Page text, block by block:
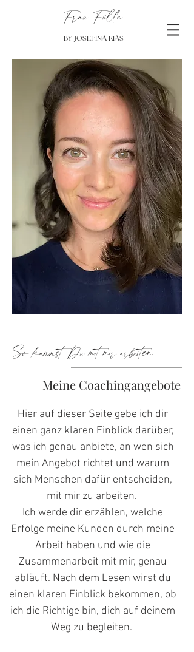
Frau Fülle
BY JOSEFINA RIAS
So kannst Du mit mir arbeiten
Meine Coachingangebote
Hier auf dieser Seite gebe ich dir
einen ganz klaren Einblick darüber,
was ich genau anbiete, an wen sich
mein Angebot richtet und warum
sich Menschen dafür entscheiden,
mit mir zu arbeiten.
Ich werde dir erzählen, welche
Erfolge meine Kunden durch meine
Arbeit haben und wie die
Zusammenarbeit mit mir, genau
abläuft. Nach dem Lesen wirst du
einen klaren Einblick bekommen, ob
ich die Richtige bin, dich auf deinem
Weg zu begleiten.